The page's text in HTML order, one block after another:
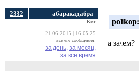
2332 абаракадабра
Кмс
21.06.2015 | 16:05:25
все его сообщения:
за день, за месяц,
за все время
polikop:
а зачем?